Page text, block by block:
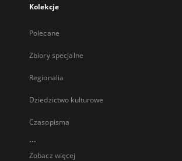
Kolekcje
Polecane
Zbiory specjalne
Regionalia
Dziedzictwo kulturowe
Czasopisma
...
Zobacz więcej